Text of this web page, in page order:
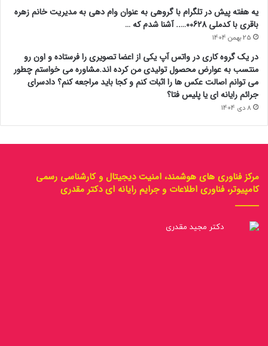
یه هفته پیش در تلگرام با گروهی به عنوان وام دهی به مدیریت خانم زهره
باقری با کدملی 00628….. آشنا شدم که …
25 بهمن 1404
در یک گروه کاری در واتس آپ یکی از اعضا تصویری را فرستاده و اون رو
منتسب به عوارض محصول تولیدی من کرده اند.مشاوره می خواستم چطور
می توانم اصالت عکس ها را اثبات کنم و کجا باید مراجعه کنم؟ دادسرای
جرائم رایانه ای یا پلیس فتا؟
8 دی 1404
مرکز فناوری های هوشمند، امنیت دیجیتال و کارشناسی رسمی
کامپیوتر، فناوری اطلاعات و جرایم رایانه ای دکتر مقدری